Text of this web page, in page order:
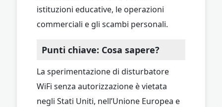
istituzioni educative, le operazioni
commerciali e gli scambi personali.
Punti chiave: Cosa sapere?
La sperimentazione di disturbatore
WiFi senza autorizzazione è vietata
negli Stati Uniti, nell’Unione Europea e